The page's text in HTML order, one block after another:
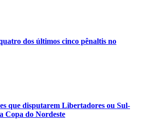
dos últimos cinco pênaltis no
que disputarem Libertadores ou Sul-
Copa do Nordeste